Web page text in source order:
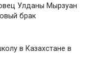
Улданы Мырзуан
брак
в Казахстане в